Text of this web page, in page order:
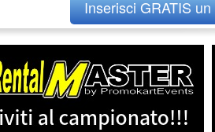
Inserisci GRATIS